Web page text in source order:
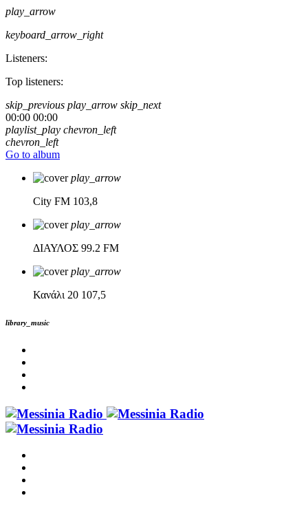
play_arrow
keyboard_arrow_right
Listeners:
Top listeners:
skip_previous play_arrow skip_next
00:00 00:00
playlist_play chevron_left
chevron_left
Go to album
play_arrow
City FM 103,8
play_arrow
ΔΙΑΥΛΟΣ 99.2 FM
play_arrow
Κανάλι 20 107,5
library_music